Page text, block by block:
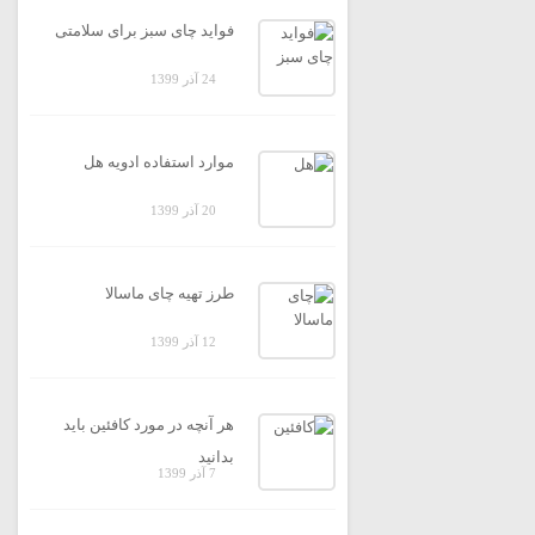
فواید چای سبز برای سلامتی
24 آذر 1399
موارد استفاده ادویه هل
20 آذر 1399
طرز تهیه چای ماسالا
12 آذر 1399
هر آنچه در مورد کافئین باید
بدانید
7 آذر 1399